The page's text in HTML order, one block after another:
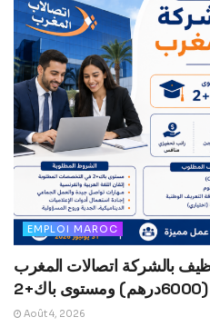
EMPLOI MAROC
بالشركة اتصالات المغرب
Août 4, 2026